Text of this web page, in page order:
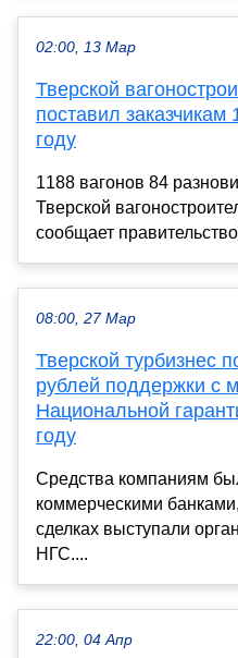
02:00, 13 Мар
Тверской
поставил
году
1188 вагонов 84
Тверской
сообщает
08:00, 27 Мар
Тверской турбизнес
рублей поддержки с
Национальной
году
Средства компаниям
коммерческими
сделках выступали
НГС....
22:00, 04 Апр